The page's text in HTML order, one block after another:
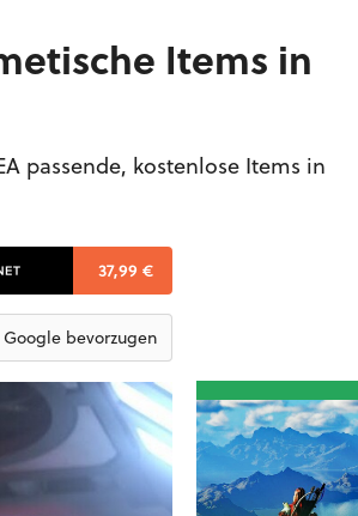
Items in
passende, kostenlose Items in
37,99 €
bevorzugen